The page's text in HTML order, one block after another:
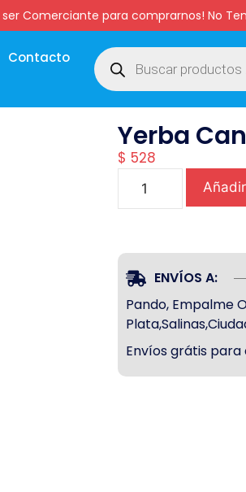
ser Comerciante para comprarnos! No
Contacto
Yerba
$ 528
ENVÍOS A:
Pando, Empalme
Envíos grátis